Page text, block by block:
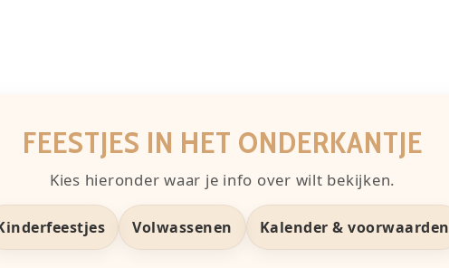
FEESTJES IN HET ONDERKANTJE
Kies hieronder waar je info over wilt bekijken.
Volwassenen Kalender & voorwaarden